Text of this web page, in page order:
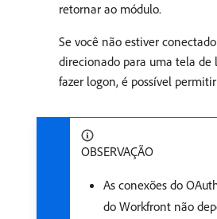
retornar ao módulo.
Se você não estiver
direcionado para uma tela de
fazer logon, é possível
OBSERVAÇÃO
As conexões do
do Workfront não